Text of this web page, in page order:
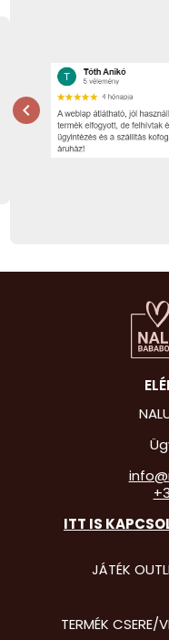
chevron_left
ITT IS
JÁTÉK
TERMÉK CSERE/